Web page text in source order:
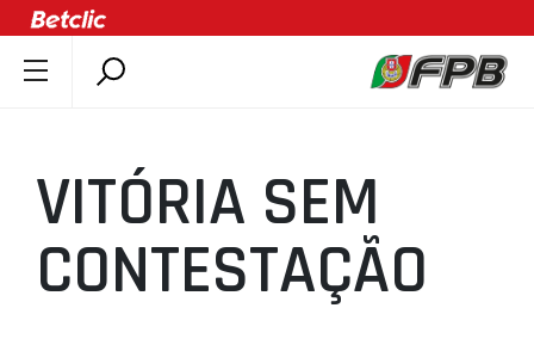
DOCUMENTOS
ÚLTIMAS
COMPETIÇÕES
ASSOCIAÇÕES
VITÓRIA SEM
CONTESTAÇÃO